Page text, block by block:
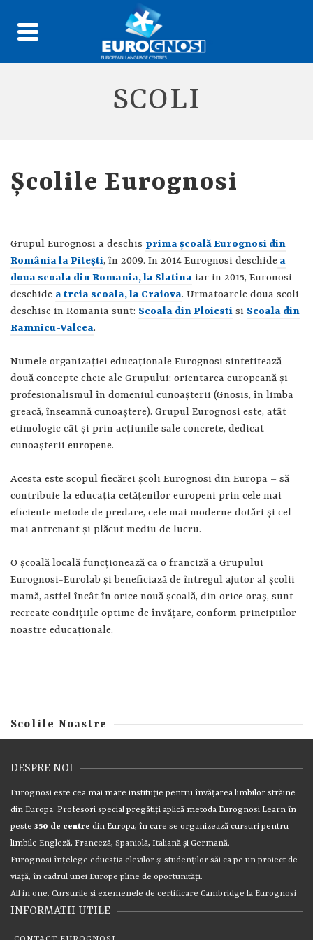
SCOLI
Şcolile Eurognosi
Grupul Eurognosi a deschis prima şcoală Eurognosi din
România la Piteşti, în 2009. In 2014 Eurognosi deschide a
doua scoala din Romania, la Slatina iar in 2015, Euronosi
deschide a treia scoala, la Craiova. Urmatoarele doua scoli
deschise in Romania sunt: Scoala din Ploiesti si Scoala din
Ramnicu-Valcea.
Numele organizaţiei educaţionale Eurognosi sintetitează
două concepte cheie ale Grupului: orientarea europeană şi
profesionalismul în domeniul cunoaşterii (Gnosis, în limba
greacă, înseamnă cunoaştere). Grupul Eurognosi este, atât
etimologic cât şi prin acţiunile sale concrete, dedicat
cunoaşterii europene.
Acesta este scopul fiecărei şcoli Eurognosi din Europa – să
contribuie la educaţia cetăţenilor europeni prin cele mai
eficiente metode de predare, cele mai moderne dotări şi cel
mai antrenant şi plăcut mediu de lucru.
O şcoală locală funcţionează ca o franciză a Grupului
Eurognosi-Eurolab şi beneficiază de întregul ajutor al şcolii
mamă, astfel încât în orice nouă şcoală, din orice oraş, sunt
recreate condiţiile optime de învăţare, conform principiilor
noastre educaţionale.
Scolile Noastre
DESPRE NOI
Eurognosi este cea mai mare instituţie pentru învăţarea limbilor străine
din Europa. Profesori special pregătiţi aplică metoda Eurognosi Learn în
peste 350 de centre din Europa, în care se organizează cursuri pentru
limbile Engleză, Franceză, Spaniolă, Italiană şi Germană.
Eurognosi înţelege educaţia elevilor şi studenţilor săi ca pe un proiect de
viaţă, în cadrul unei Europe pline de oportunităţi.
All in one. Cursurile şi exemenele de certificare Cambridge la Eurognosi
INFORMATII UTILE